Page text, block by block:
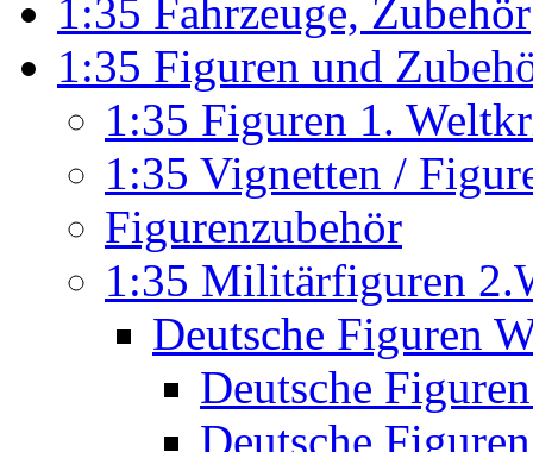
1:35 Fahrzeuge, Zubehör
1:35 Figuren und
1:35 Figuren 1.
1:35 Vignetten /
Figurenzubehör
1:35 Militärfiguren
Deutsche Figuren
Deutsche
Deutsche